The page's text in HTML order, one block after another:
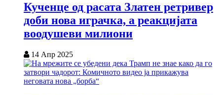
Кученце од расата Златен ретривер
доби нова играчка, а реакцијата
воодушеви милиони
14 Апр 2025